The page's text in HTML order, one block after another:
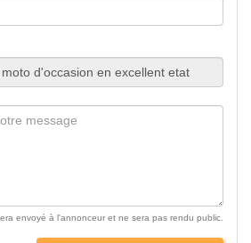
envoyé à l'annonceur et ne sera pas rendu public.